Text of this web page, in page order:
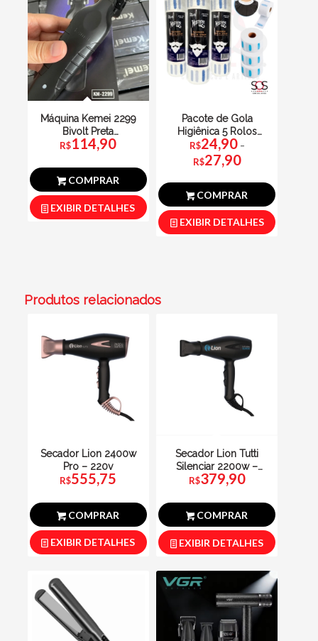
Máquina Kemei 2299
Bivolt Preta
Acabamento
R$114,90
COMPRAR
EXIBIR DETALHES
Pacote de Gola
Higiênica 5 Rolos
Golex / Kindi /
Moustache
R$24,90 –
R$27,90Faixa
de
preço:
R$24,90
COMPRAR
EXIBIR DETALHES
Produtos relacionados
Secador Lion 2400w
Pro – 220v
R$555,75
COMPRAR
EXIBIR DETALHES
Secador Lion Tutti
Silenciar 2200w –
220v
R$379,90
COMPRAR
EXIBIR DETALHES